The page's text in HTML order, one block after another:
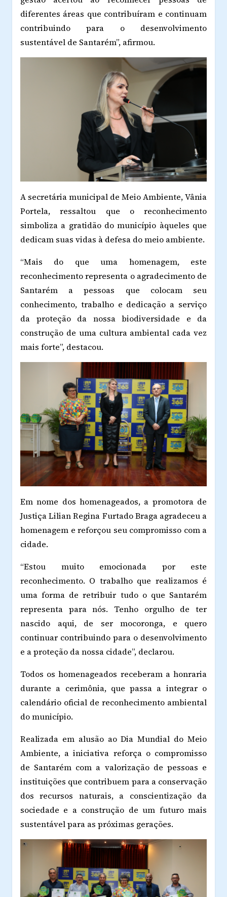
diferentes áreas que contribuíram e continuam
contribuindo para o desenvolvimento
sustentável de Santarém”, afirmou.
A secretária municipal de Meio Ambiente, Vânia
Portela, ressaltou que o reconhecimento
simboliza a gratidão do município àqueles que
dedicam suas vidas à defesa do meio ambiente.
“Mais do que uma homenagem, este
reconhecimento representa o agradecimento de
Santarém a pessoas que colocam seu
conhecimento, trabalho e dedicação a serviço
da proteção da nossa biodiversidade e da
construção de uma cultura ambiental cada vez
mais forte”, destacou.
Em nome dos homenageados, a promotora de
Justiça Lilian Regina Furtado Braga agradeceu a
homenagem e reforçou seu compromisso com a
cidade.
“Estou muito emocionada por este
reconhecimento. O trabalho que realizamos é
uma forma de retribuir tudo o que Santarém
representa para nós. Tenho orgulho de ter
nascido aqui, de ser mocoronga, e quero
continuar contribuindo para o desenvolvimento
e a proteção da nossa cidade”, declarou.
Todos os homenageados receberam a honraria
durante a cerimônia, que passa a integrar o
calendário oficial de reconhecimento ambiental
do município.
Realizada em alusão ao Dia Mundial do Meio
Ambiente, a iniciativa reforça o compromisso
de Santarém com a valorização de pessoas e
instituições que contribuem para a conservação
dos recursos naturais, a conscientização da
sociedade e a construção de um futuro mais
sustentável para as próximas gerações.